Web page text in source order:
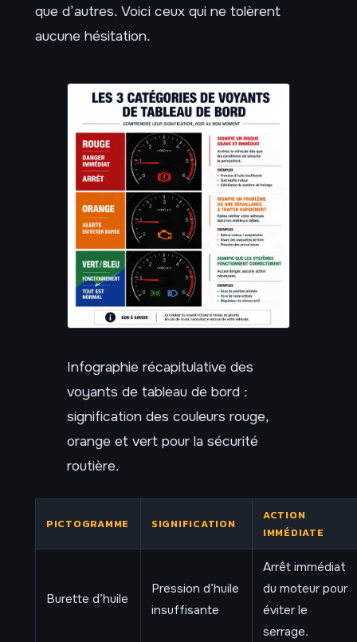
que d’autres. Voici ceux qui ne tolèrent
aucune hésitation.
Infographie récapitulative des
voyants de tableau de bord :
signification des couleurs rouge,
orange et vert pour la sécurité
routière.
PICTOGRAMME SIGNIFICATION
ACTION
IMMÉDIATE
Burette d’huile
Pression d’huile
insuffisante
Arrêt immédiat
du moteur pour
éviter le
serrage.